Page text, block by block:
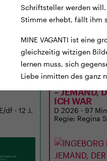
TICKETS
LUNCHKINO
df · 12 J.
MI 02.09.
INGEBORG
– JEMAND,
ICH WAR
D 2026 · 97
Regie: Regina
Schriftsteller werden
Stimme erhebt, fällt ihm
MINE VAGANTI ist eine
gleichzeitig witzigen
lernen muss, sich
Liebe inmitten des ganz